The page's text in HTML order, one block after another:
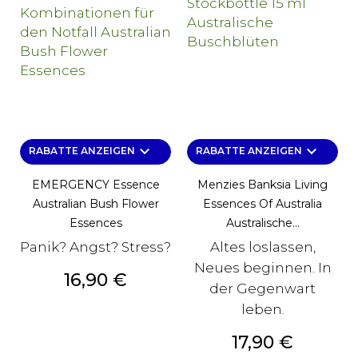
RABATTE ANZEIGEN keyboard_arrow_down
EMERGENCY Essence
Australian Bush Flower
Essences
Panik? Angst? Stress?
Preis
16,90 €
RABATTE ANZEIGEN keyboard_arrow_down
Menzies Banksia Living
Essences Of Australia
Australische...
Altes loslassen,
Neues beginnen. In
der Gegenwart
leben.
Preis
17,90 €